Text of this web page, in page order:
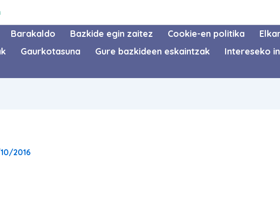
Barakaldo Bazkide egin zaitez Cookie-en politika
Gaurkotasuna Gure bazkideen eskaintzak Intereseko
2016